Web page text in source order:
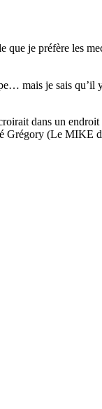
que je préfère les
mais je sais
dans un
Grégory (Le MIKE